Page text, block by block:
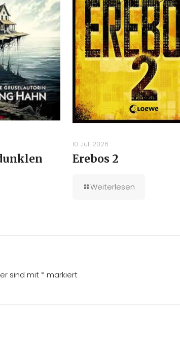
10. Juli 2026
Erebos 2
Weiterlesen
sind mit * markiert